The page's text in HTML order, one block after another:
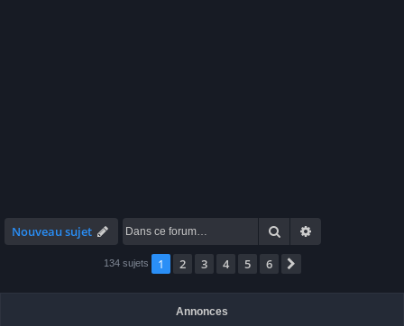
Nouveau sujet Rechercher
134 sujets 1 2 3 4 5 6
Annonces